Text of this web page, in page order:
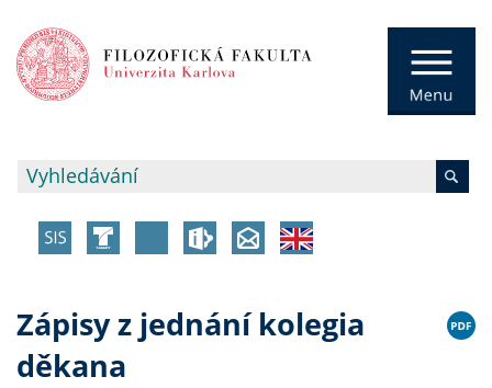
Zápisy z jednání kolegia
děkana